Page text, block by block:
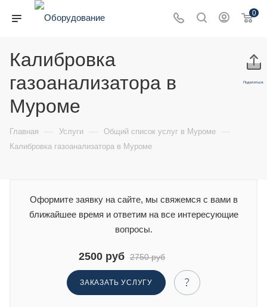
0
Поделиться:
Калибровка
газоанализатора в
Муроме
Главная — Услуги — Общий список услуг в Муроме —
Калибровка газоанализатора в Муроме
Оформите заявку на сайте, мы свяжемся с вами в
ближайшее время и ответим на все интересующие
вопросы.
2500 руб 2750 руб
ЗАКАЗАТЬ УСЛУГУ